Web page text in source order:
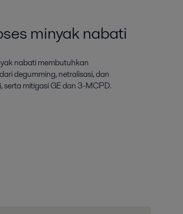
minyak nabati
nabati membutuhkan
degumming, netralisasi, dan
mitigasi GE dan 3-MCPD.